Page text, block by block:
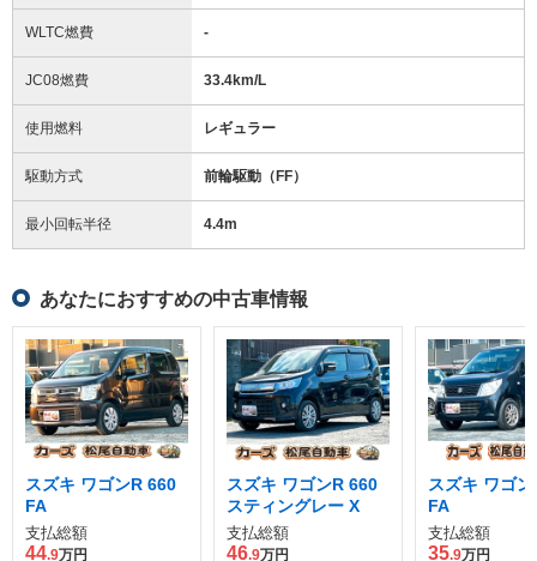
WLTC燃費 -
JC08燃費 33.4km/L
使用燃料 レギュラー
駆動方式 前輪駆動（FF）
最小回転半径 4.4m
あなたにおすすめの中古車情報
スズキ ワゴンR 660
FA
支払総額
44.9万円
スズキ ワゴンR 660
スティングレー X
支払総額
46.9万円
スズキ ワゴ
FA
支払総額
35.9万円